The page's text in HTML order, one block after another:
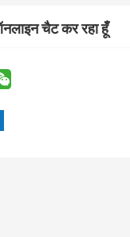
चैट कर रहा हूँ